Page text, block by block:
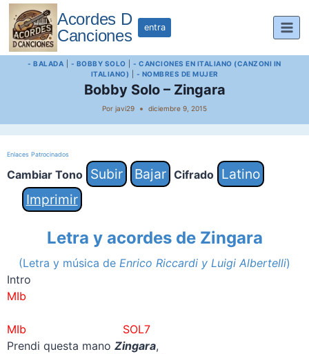
Saltar
contenido
Acordes D
Canciones
entra
- BALADA - BOBBY SOLO |- CANCIONES EN ITALIANO (CANZONI IN
ITALIANO)
- NOMBRES DE MUJER
Bobby Solo – Zingara
Por javi29 diciembre 9, 2015
Enlaces Patrocinados
Cambiar Tono Subir Bajar Cifrado
Latino
Imprimir
Letra y acordes de Zingara
(Letra y música de Enrico Riccardi y Luigi Albertelli)
Intro
MIb
MIb SOL7
Prendi questa mano Zingara,